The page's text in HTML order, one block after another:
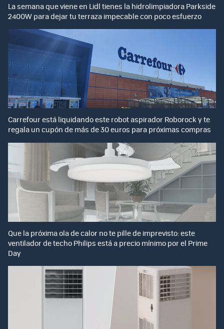
La semana que viene en Lidl tienes la hidrolimpiadora Parkside
2400W para dejar tu terraza impecable con poco esfuerzo
Carrefour está liquidando este robot aspirador Roborock y te
regala un cupón de más de 30 euros para próximas compras
Que la próxima ola de calor no te pille de imprevisto: este
ventilador de techo Philips está a precio mínimo por el Prime
Day